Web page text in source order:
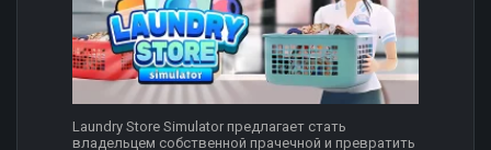
Laundry Store Simulator предлагает стать
владельцем собственной прачечной и превратить